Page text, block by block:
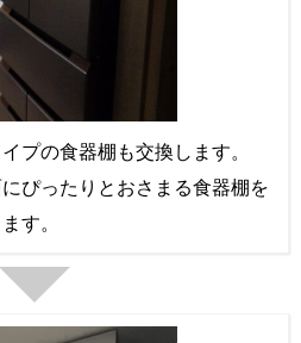
プの食器棚も交換します。
ぴったりとおさまる食器棚を
す。